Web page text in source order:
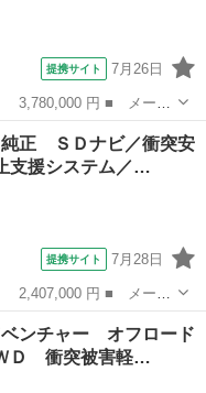
提携サイト 7月26日
レード名： Ｇ ４Ｗ
レイヤー接続可 バッ
正 ＳＤナビ／衝突安
支援システム／…
提携サイト 7月28日
グレード名： Ｘ 純
支援システム／ドライブ
ベンチャー オフロード
Ｄ 衝突被害軽…